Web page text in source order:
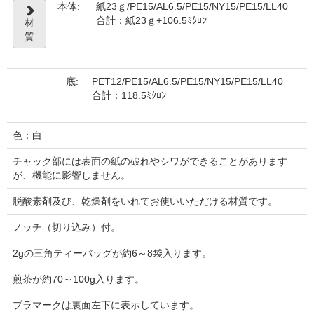
材
質
本体:
紙23ｇ/PE15/AL6.5/PE15/NY15/PE15/LL40
合計：紙23ｇ+106.5ﾐｸﾛﾝ
底:
PET12/PE15/AL6.5/PE15/NY15/PE15/LL40
合計：118.5ﾐｸﾛﾝ
色：白
チャック部には表面の紙の破れやシワができることがあります
が、機能に影響しません。
脱酸素剤及び、乾燥剤をいれてお使いいただける材質です。
ノッチ（切り込み）付。
2gの三角ティーバッグが約6～8袋入ります。
煎茶が約70～100g入ります。
プラマークは裏面左下に表示しています。